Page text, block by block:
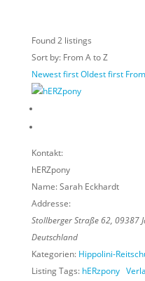
Found2listings
Sort by: From A to Z
Newest firstOldest first
Kontakt:
hERZpony
Name:Sarah Eckhardt
Addresse:
Stollberger Straße 62, 09387
Deutschland
Kategorien: Hippolini-
Listing Tags: hERzpony